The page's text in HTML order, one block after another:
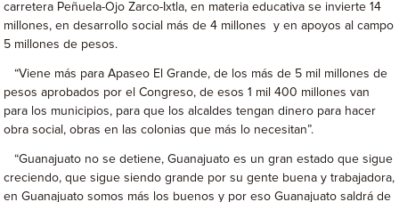
carretera Peñuela-Ojo Zarco-Ixtla, en materia educativa se invierte 14
millones, en desarrollo social más de 4 millones y en apoyos al campo
5 millones de pesos.
“Viene más para Apaseo El Grande, de los más de 5 mil millones de
pesos aprobados por el Congreso, de esos 1 mil 400 millones van
para los municipios, para que los alcaldes tengan dinero para hacer
obra social, obras en las colonias que más lo necesitan”.
“Guanajuato no se detiene, Guanajuato es un gran estado que sigue
creciendo, que sigue siendo grande por su gente buena y trabajadora,
en Guanajuato somos más los buenos y por eso Guanajuato saldrá de